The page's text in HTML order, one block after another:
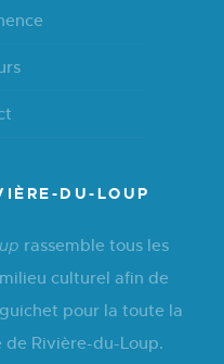
DU-LOUP
rassemble tous les
culturel afin de
pour la toute la
Rivière-du-Loup.